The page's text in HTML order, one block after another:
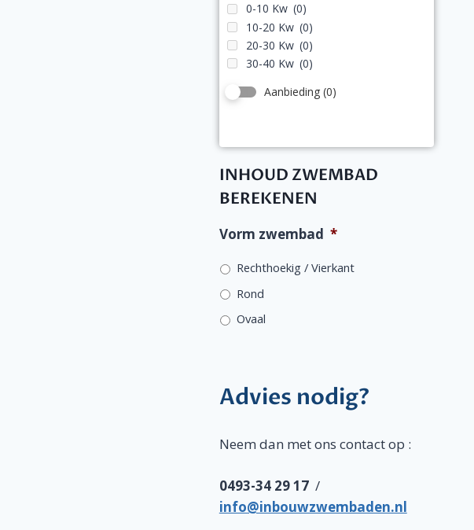
0-10 Kw (0)
10-20 Kw (0)
20-30 Kw (0)
30-40 Kw (0)
Aanbieding (0)
INHOUD ZWEMBAD
BEREKENEN
Vorm zwembad *
Rechthoekig / Vierkant
Rond
Ovaal
Advies nodig?
Neem dan met ons contact op :
0493-34 29 17/
info@inbouwzwembaden.nl